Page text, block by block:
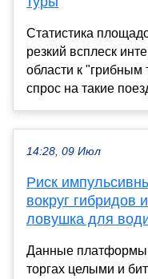
Статистика
резкий всплеск
области к
спрос на такие
14:28, 09 Июл
Риск
вокруг гибридов
ловушка для
Данные платформы
торгах целыми и